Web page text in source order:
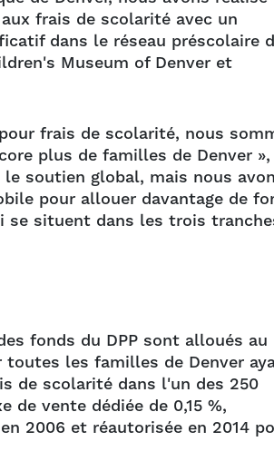
frais de scolarité avec un
dans le réseau préscolaire
Museum of Denver et
frais de scolarité, nous
plus de familles de Denver »,
soutien global, mais nous
pour allouer davantage de
se situent dans les trois
fonds du DPP sont alloués au
les familles de Denver
de scolarité dans l'un des 250
de vente dédiée de 0,15 %,
2006 et réautorisée en 2014